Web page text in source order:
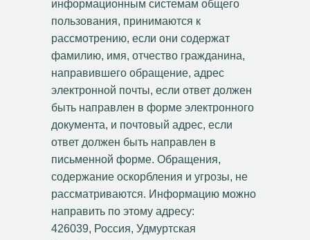
информационным системам общего
пользования, принимаются к
рассмотрению, если они содержат
фамилию, имя, отчество гражданина,
направившего обращение, адрес
электронной почты, если ответ должен
быть направлен в форме электронного
документа, и почтовый адрес, если
ответ должен быть направлен в
письменной форме. Обращения,
содержание оскорбления и угрозы, не
рассматриваются. Информацию можно
направить по этому адресу:
426039, Россия, Удмуртская